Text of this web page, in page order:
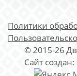
Политики
© 2015-26
Сайт создан: